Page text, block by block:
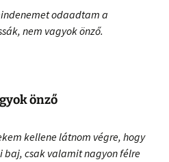
odaadtam a
nem vagyok önző.
önző
kellene látnom végre, hogy
baj, csak valamit nagyon félre